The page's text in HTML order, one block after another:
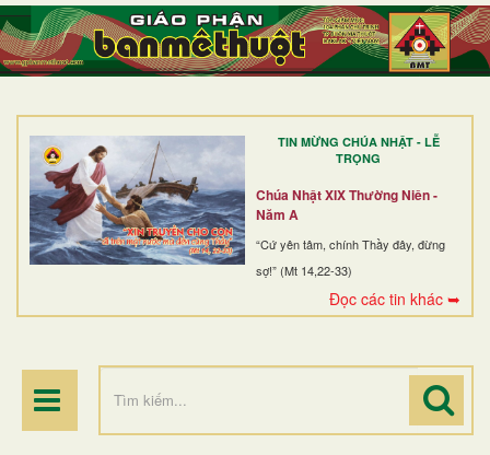
TIN MỪNG CHÚA NHẬT - LỄ
TRỌNG
Chúa Nhật XIX Thường Niên -
Năm A
“Cứ yên tâm, chính Thầy đây, đừng
sợ!” (Mt 14,22-33)
Đọc các tin khác ➥
TRANG NHẤT
GIỚI THIỆU
DÒNG TU
BAN MỤC VỤ
ĐOÀN THỂ CG
ĐIỂM HÀNH HƯƠNG